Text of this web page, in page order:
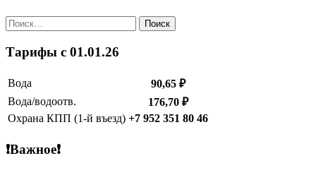
Найти:
Тарифы c 01.01.26
Вода
90,65 ₽
Вода/водоотв.
176,70 ₽
Охрана КПП (1-й въезд) +7 952 351 80 46
❗Важное❗